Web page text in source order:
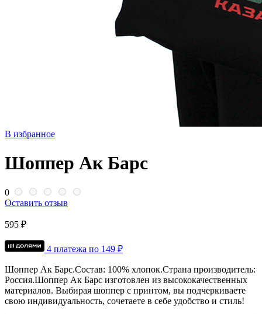
В избранное
Шоппер Ак Барс
0
Оставить отзыв
595 ₽
4 платежа по 149 ₽
Шоппер Ак Барс.Состав: 100% хлопок.Страна производитель:
Россия.Шоппер Ак Барс изготовлен из высококачественных
материалов. Выбирая шоппер с принтом, вы подчеркиваете
свою индивидуальность, сочетаете в себе удобство и стиль!